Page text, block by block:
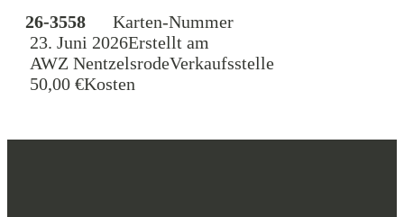
26-3558
Karten-Nummer
23. Juni 2026Erstellt am
AWZ NentzelsrodeVerkaufsstelle
50,00 €Kosten